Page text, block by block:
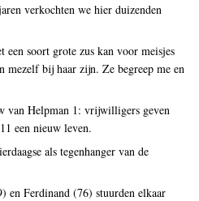
verkochten we hier duizenden
soort grote zus kan voor meisjes
mezelf bij haar zijn. Ze begreep me en
van Helpman 1: vrijwilligers geven
een nieuw leven.
als tegenhanger van de
en Ferdinand (76) stuurden elkaar